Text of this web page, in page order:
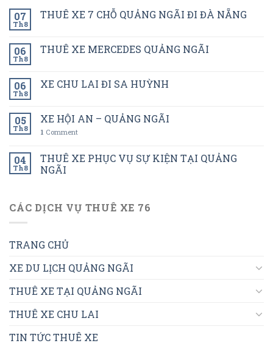
07
Th8
THUÊ XE 7 CHỖ QUẢNG NGÃI ĐI ĐÀ NẴNG
06
Th8
THUÊ XE MERCEDES QUẢNG NGÃI
06
Th8
XE CHU LAI ĐI SA HUỲNH
05
Th8
XE HỘI AN – QUẢNG NGÃI
1 Comment
04
Th8
THUÊ XE PHỤC VỤ SỰ KIỆN TẠI QUẢNG
NGÃI
CÁC DỊCH VỤ THUÊ XE 76
TRANG CHỦ
XE DU LỊCH QUẢNG NGÃI
THUÊ XE TẠI QUẢNG NGÃI
THUÊ XE CHU LAI
TIN TỨC THUÊ XE